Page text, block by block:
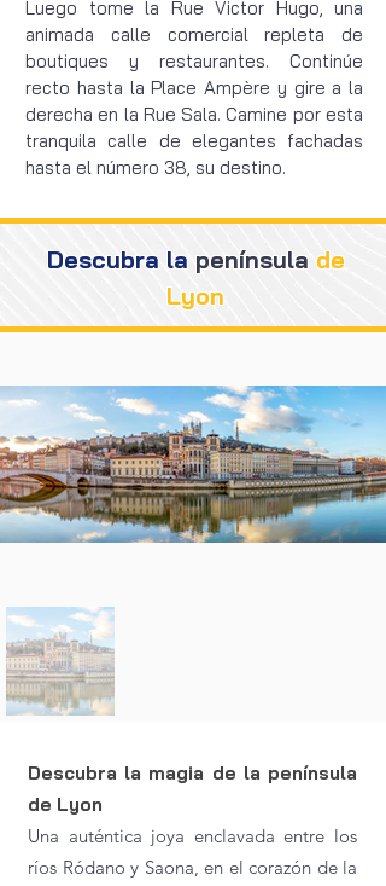
Luego tome la Rue Victor Hugo, una
animada calle comercial repleta de
boutiques y restaurantes. Continúe
recto hasta la Place Ampère y gire a la
derecha en la Rue Sala. Camine por esta
tranquila calle de elegantes fachadas
hasta el número 38, su destino.
Descubra la península de
Lyon
Descubra la magia de la península
de Lyon
Una auténtica joya enclavada entre los
ríos Ródano y Saona, en el corazón de la